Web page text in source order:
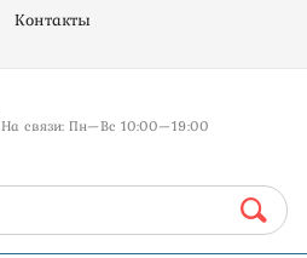
Контакты
На связи: Пн—Вс 10:00—19:00